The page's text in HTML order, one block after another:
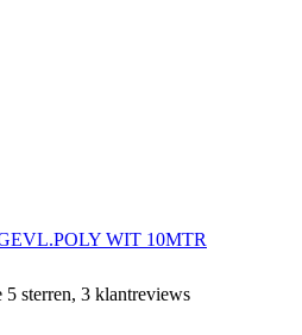
WIT 10MTR
5 sterren, 3 klantreviews